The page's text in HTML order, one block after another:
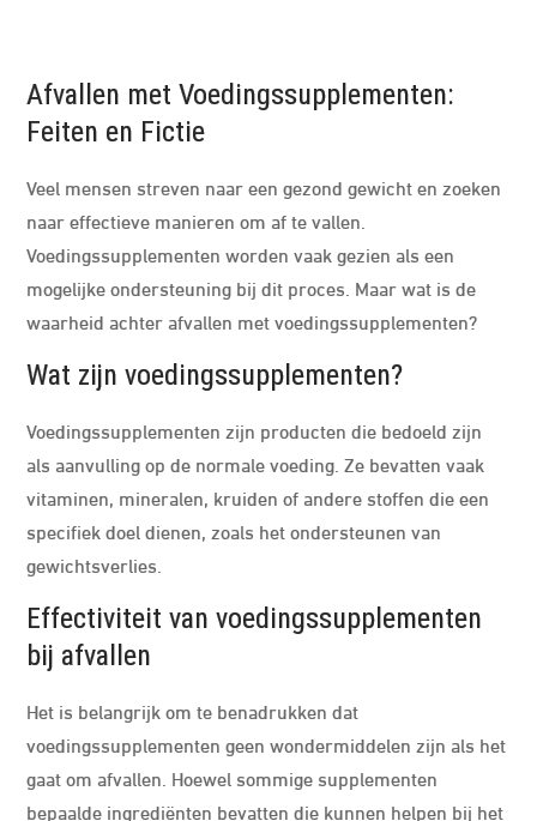
Afvallen met Voedingssupplementen:
Feiten en Fictie
Veel mensen streven naar een gezond gewicht en zoeken
naar effectieve manieren om af te vallen.
Voedingssupplementen worden vaak gezien als een
mogelijke ondersteuning bij dit proces. Maar wat is de
waarheid achter afvallen met voedingssupplementen?
Wat zijn voedingssupplementen?
Voedingssupplementen zijn producten die bedoeld zijn
als aanvulling op de normale voeding. Ze bevatten vaak
vitaminen, mineralen, kruiden of andere stoffen die een
specifiek doel dienen, zoals het ondersteunen van
gewichtsverlies.
Effectiviteit van voedingssupplementen
bij afvallen
Het is belangrijk om te benadrukken dat
voedingssupplementen geen wondermiddelen zijn als het
gaat om afvallen. Hoewel sommige supplementen
bepaalde ingrediënten bevatten die kunnen helpen bij het